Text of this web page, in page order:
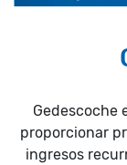
Gedescoche
proporcionar
ingresos